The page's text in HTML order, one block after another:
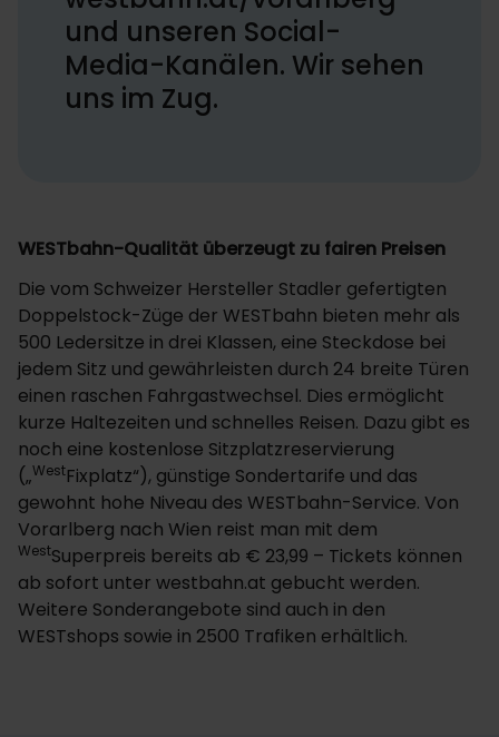
und unseren Social-
Media-Kanälen. Wir sehen
uns im Zug.
WESTbahn-Qualität überzeugt zu fairen Preisen
Die vom Schweizer Hersteller Stadler gefertigten
Doppelstock-Züge der WESTbahn bieten mehr als
500 Ledersitze in drei Klassen, eine Steckdose bei
jedem Sitz und gewährleisten durch 24 breite Türen
einen raschen Fahrgastwechsel. Dies ermöglicht
kurze Haltezeiten und schnelles Reisen. Dazu gibt es
noch eine kostenlose Sitzplatzreservierung
(„WestFixplatz“), günstige Sondertarife und das
gewohnt hohe Niveau des WESTbahn-Service. Von
Vorarlberg nach Wien reist man mit dem
WestSuperpreis bereits ab € 23,99 – Tickets können
ab sofort unter westbahn.at gebucht werden.
Weitere Sonderangebote sind auch in den
WESTshops sowie in 2500 Trafiken erhältlich.